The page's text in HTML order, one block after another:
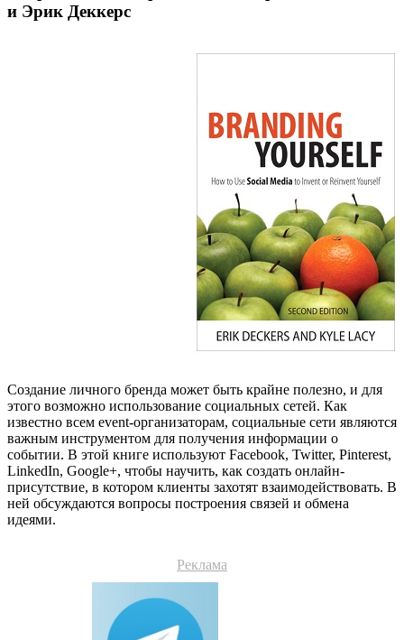
и Эрик Деккерс
Создание личного бренда может быть крайне полезно, и для
этого возможно использование социальных сетей. Как
известно всем event-организаторам, социальные сети являются
важным инструментом для получения информации о
событии. В этой книге используют Facebook, Twitter, Pinterest,
LinkedIn, Google+, чтобы научить, как создать онлайн-
присутствие, в котором клиенты захотят взаимодействовать. В
ней обсуждаются вопросы построения связей и обмена
идеями.
Реклама